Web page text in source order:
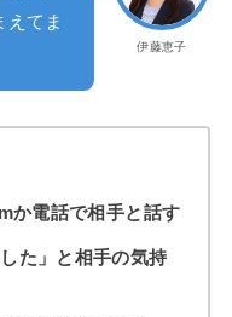
伊藤恵子
えてま
か電話で相手と話す
た」と相手の気持